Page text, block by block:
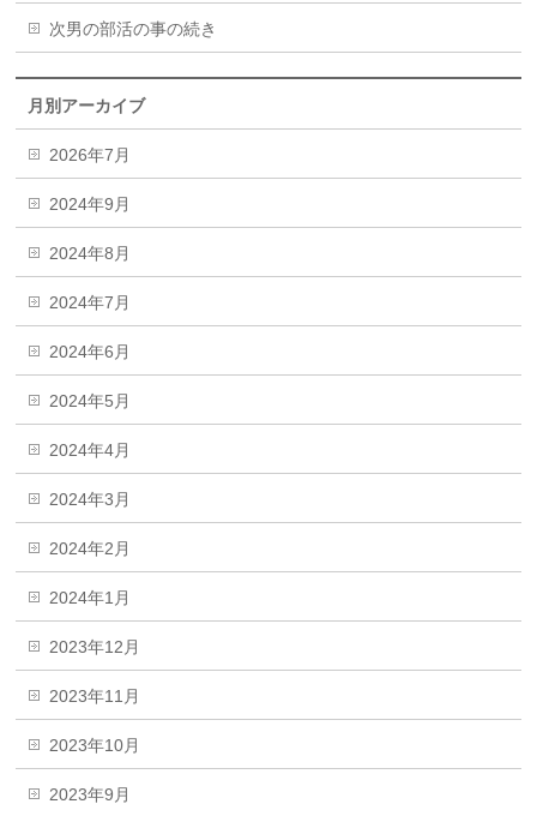
次男の部活の事の続き
月別アーカイブ
2026年7月
2024年9月
2024年8月
2024年7月
2024年6月
2024年5月
2024年4月
2024年3月
2024年2月
2024年1月
2023年12月
2023年11月
2023年10月
2023年9月